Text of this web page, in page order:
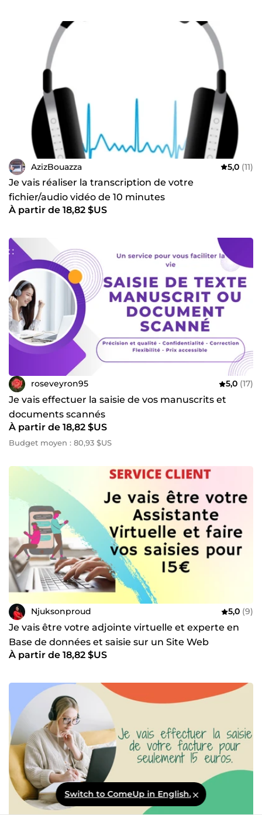
AzizBouazza 5,0 (11)
Je vais réaliser la transcription de votre
fichier/audio vidéo de 10 minutes
À partir de 18,82 $US
roseveyron95 5,0 (17)
Je vais effectuer la saisie de vos manuscrits et
documents scannés
À partir de 18,82 $US
Budget moyen : 80,93 $US
Njuksonproud 5,0 (9)
Je vais être votre adjointe virtuelle et experte en
Base de données et saisie sur un Site Web
À partir de 18,82 $US
Switch to ComeUp in English.